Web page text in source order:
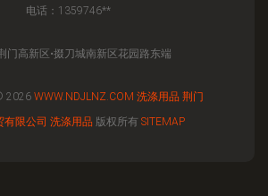
电话：1359746**
门高新区•掇刀城南新区花园路东端
2026 WWW.NDJLNZ.COM 洗涤用品 荆门
有限公司 洗涤用品 版权所有 SITEMAP